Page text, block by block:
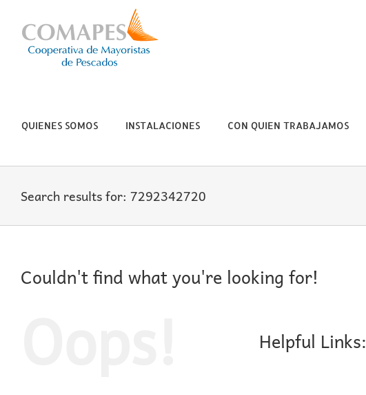
content
QUIENES SOMOS INSTALACIONES CON QUIEN TRABAJAMOS
Search results for: 7292342720
Couldn't find what you're looking for!
Helpful Links: